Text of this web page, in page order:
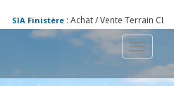
SIA Finistère: Achat / Vente Terrain
Toggle